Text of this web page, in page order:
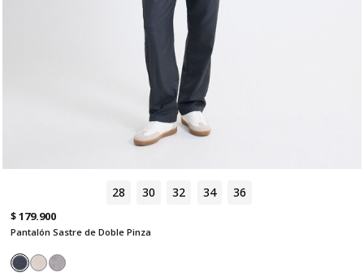
28 30 32 34 36
$ 179.900
Pantalón Sastre de Doble Pinza